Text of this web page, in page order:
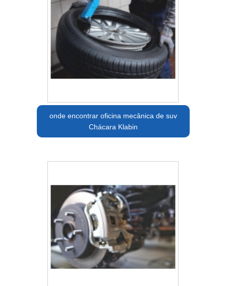
onde encontrar oficina mecânica de suv
Chácara Klabin